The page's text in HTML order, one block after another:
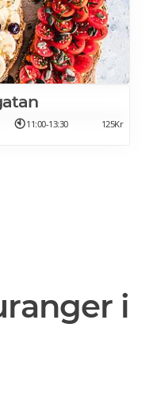
11:00-13:30 125Kr
i